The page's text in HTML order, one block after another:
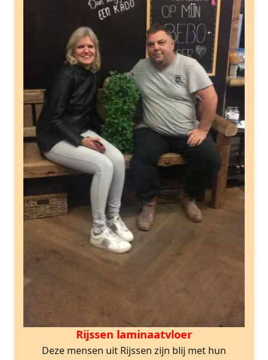
Rijssen laminaatvloer
Deze mensen uit Rijssen zijn blij met hun